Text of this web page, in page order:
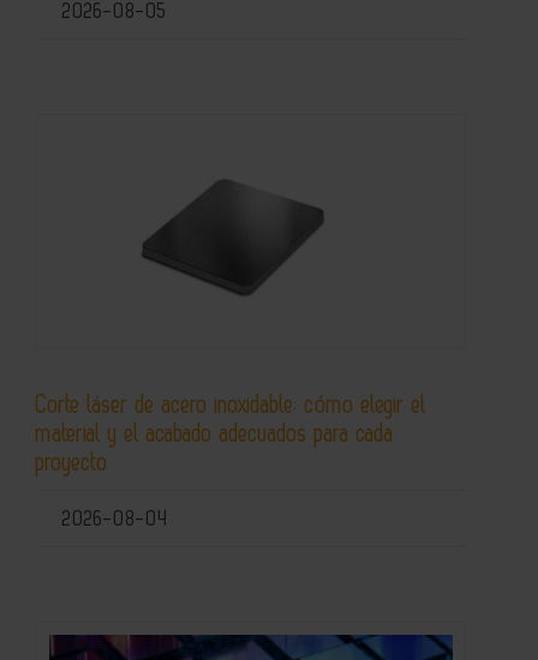
2026-08-05
Corte láser de acero inoxidable: cómo elegir el
material y el acabado adecuados para cada
proyecto
2026-08-04